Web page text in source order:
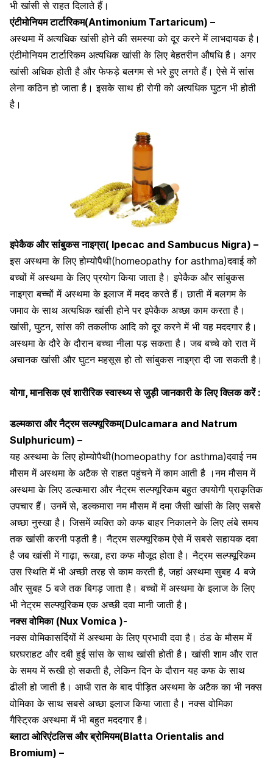
भी खांसी से राहत दिलाते हैं।
एंटीमोनियम टार्टारिकम(Antimonium Tartaricum) –
अस्थमा में अत्यधिक खांसी होने की समस्या को दूर करने में लाभदायक है।
एंटीमोनियम टार्टारिकम अत्यधिक खांसी के लिए बेहतरीन औषधि है। अगर
खांसी अधिक होती है औरफेफड़े बलगम से भरे हुए लगते हैं। ऐसे में सांस
लेना कठिन हो जाता है। इसके साथ ही रोगी को अत्यधिक घुटन भी होती
है।
इपेकैक और सांबुकस नाइग्रा( Ipecac and Sambucus Nigra) –
इस अस्थमा के लिए होम्योपैथी(homeopathy for asthma)दवाई को
बच्चों में अस्थमा के लिए प्रयोग किया जाता है। इपेकैक और सांबुकस
नाइग्रा बच्चों में अस्थमा के इलाज में मदद करते हैं। छाती में बलगम के
जमाव के साथ अत्यधिक खांसी होने पर इपेकैक अच्छा काम करता है।
खांसी, घुटन,सांस की तकलीफ आदि को दूर करने में भी यह मददगार है ।
अस्थमा के दौरे के दौरान बच्चा नीला पड़ सकता है। जब बच्चे को रात में
अचानक खांसी और घुटन महसूस हो तो सांबुकस नाइग्रा दी जा सकती है।
योगा, मानसिक एवं शारीरिक स्वास्थ्य से जुड़ी जानकारी के लिए क्लिक करें :
डल्मकारा और नैट्रम सल्फ्यूरिकम(Dulcamara and Natrum
Sulphuricum) –
यह अस्थमा के लिए होम्योपैथी(homeopathy for asthma)दवाई नम
मौसम में अस्थमा के अटैकसे राहत पहुंचने में काम आती है ।नम मौसम में
अस्थमा के लिए डल्कमारा और नैट्रम सल्फ्यूरिकम बहुत उपयोगी प्राकृतिक
उपचार हैं। उनमें से, डल्कमारा नम मौसम में दमा जैसी खांसी के लिए सबसे
अच्छा नुस्खा है। जिसमें व्यक्ति को कफ बाहर निकालने के लिए लंबे समय
तक खांसी करनी पड़ती है। नैट्रम सल्फ्यूरिकम ऐसे में सबसे सहायक दवा
है जब खांसी में गाढ़ा, रूखा, हरा कफ मौजूद होता है। नैट्रम सल्फ्यूरिकम
उस स्थिति में भी अच्छी तरह से काम करती है, जहां अस्थमा सुबह 4 बजे
और सुबह 5 बजे तक बिगड़ जाता है। बच्चों में अस्थमा के इलाज के लिए
भी नेट्रम सल्फ्यूरिकम एक अच्छी दवा मानी जाती है।
नक्स वोमिका (Nux Vomica )-
नक्स वोमिकासर्दियों में अस्थमा के लिए प्रभावी दवा है।ठंड के मौसम में
घरघराहटऔर दबी हुई सांस के साथ खांसी होती है। खांसी शाम और रात
के समय में रूखी हो सकती है, लेकिन दिन के दौरान यह कफ के साथ
ढीली हो जाती है। आधी रात के बाद पीड़ित अस्थमा के अटैक का भी नक्स
वोमिका के साथ सबसे अच्छा इलाज किया जाता है। नक्स वोमिका
गैस्ट्रिक अस्थमा में भी बहुत मददगार है।
ब्लाटा ओरिएंटलिस और ब्रोमियम(Blatta Orientalis and
Bromium) –